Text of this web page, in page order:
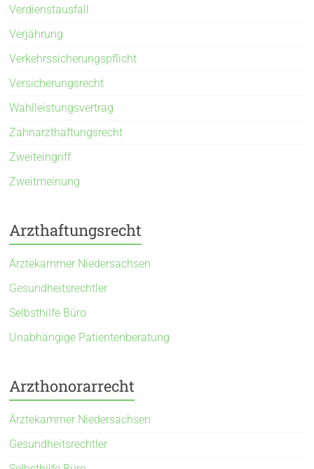
Verdienstausfall
Verjährung
Verkehrssicherungspflicht
Versicherungsrecht
Wahlleistungsvertrag
Zahnarzthaftungsrecht
Zweiteingriff
Zweitmeinung
Arzthaftungsrecht
Ärztekammer Niedersachsen
Gesundheitsrechtler
Selbsthilfe Büro
Unabhängige Patientenberatung
Arzthonorarrecht
Ärztekammer Niedersachsen
Gesundheitsrechtler